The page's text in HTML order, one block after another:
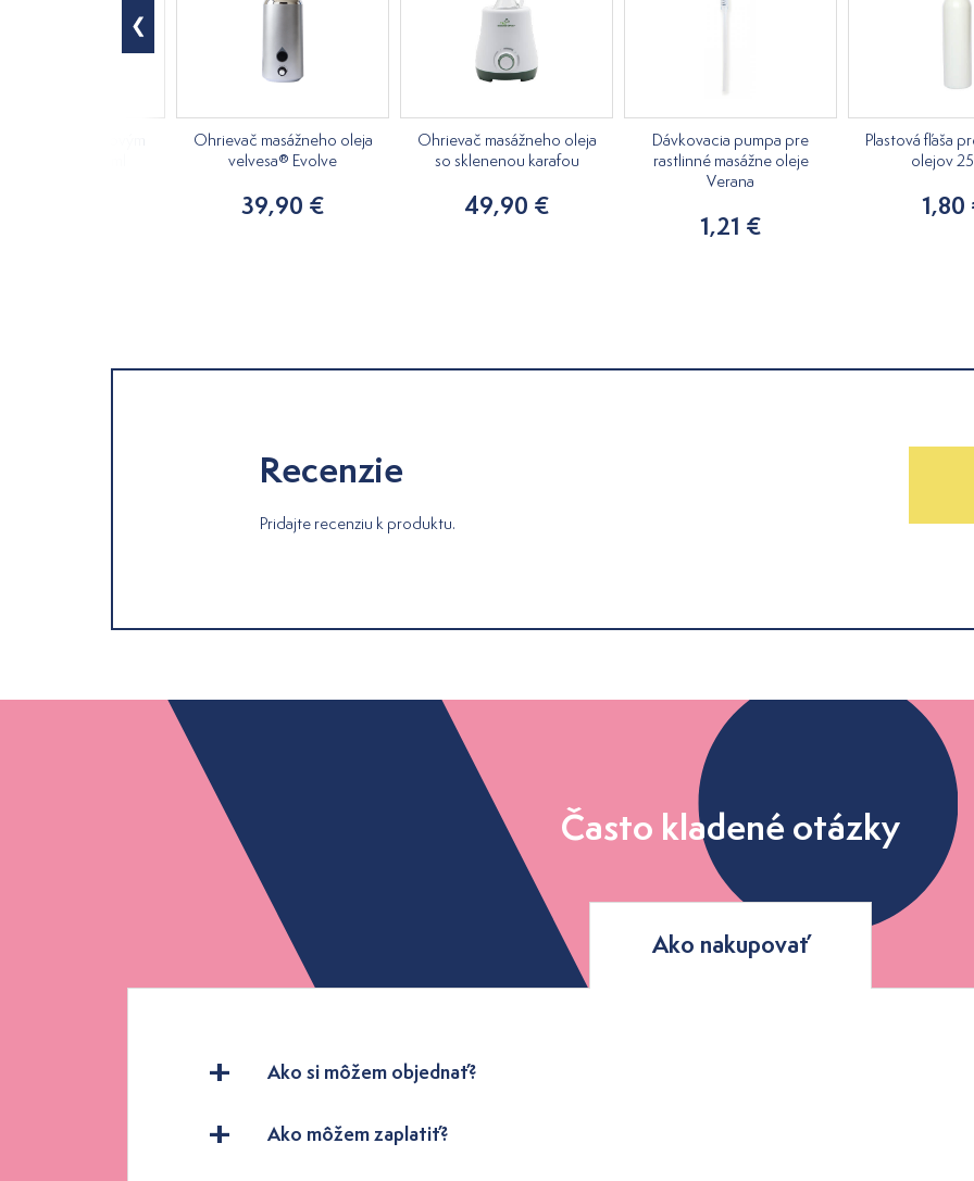
Ohrievač masážneho oleja
velvesa® Evolve
39,90 €
Ohrievač masážneho oleja
so sklenenou karafou
49,90 €
Dávkovacia pumpa pre
rastlinné masážne oleje
Verana
1,21 €
Plastová fľaša
olejov
1,80
Recenzie
Pridajte recenziu k produktu.
Často kladené otázky
Ako nakupovať
Ako si môžem objednať?
Ako môžem zaplatiť?